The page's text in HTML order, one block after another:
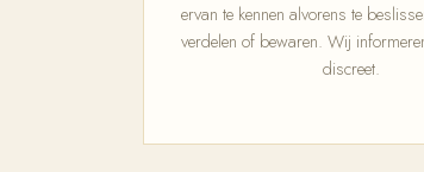
ervan te kennen alvorens te
verdelen of bewaren. Wij
discreet.